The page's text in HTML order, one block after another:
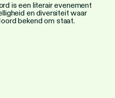
is een literair evenement
en diversiteit waar
bekend om staat.